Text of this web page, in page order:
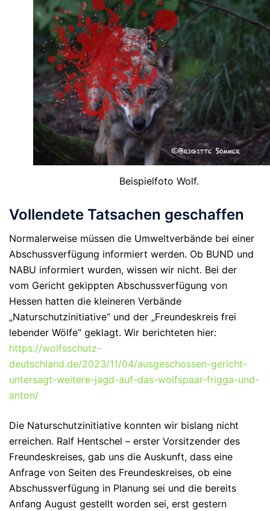
Beispielfoto Wolf.
Vollendete Tatsachen geschaffen
Normalerweise müssen die Umweltverbände bei einer
Abschussverfügung informiert werden. Ob BUND und
NABU informiert wurden, wissen wir nicht. Bei der
vom Gericht gekippten Abschussverfügung von
Hessen hatten die kleineren Verbände
„Naturschutzinitiative“ und der „Freundeskreis frei
lebender Wölfe“ geklagt. Wir berichteten hier:
https://wolfsschutz-
deutschland.de/2023/11/04/ausgeschossen-gericht-
untersagt-weitere-jagd-auf-das-wolfspaar-frigga-und-
anton/
Die Naturschutzinitiative konnten wir bislang nicht
erreichen. Ralf Hentschel – erster Vorsitzender des
Freundeskreises, gab uns die Auskunft, dass eine
Anfrage von Seiten des Freundeskreises, ob eine
Abschussverfügung in Planung sei und die bereits
Anfang August gestellt worden sei, erst gestern